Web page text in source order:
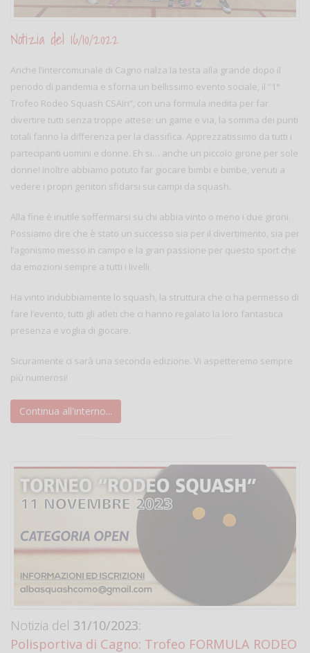
Notizia del 16/10/2022
Anche l’intercomunale di Cagno rialza la testa alla grande dopo il
periodo di pandemia e sforna un bellissimo evento sociale, il “1°
Trofeo Rodeo Squash CSAIn”, con una formula inedita per far
divertire tutti senza troppe attese: un game e via, la somma dei punti
totali fanno la differenza per la classifica. Apprezzatissimo da tutti i
partecipanti uomini e donne. Eh si… anche un piccolo girone per sole
donne! Inoltre abbiamo potuto far giocare bimbi e bimbe, venuti a
vedere i propri genitori sfidarsi sui campi da squash.
Alla fine è inutile soffermarsi su chi abbia vinto o meno i due gironi.
Possiamo dire che è stato un successo sia per il divertimento, sia per
l’agonismo messo in campo e la gran passione per questo sport che
da emozioni sempre a tutti i livelli.
Ha vinto indubbiamente lo squash, la struttura che ci ha permesso di
fare l’evento, tutti gli atleti che ci hanno regalato la loro fantastica
presenza e voglia di giocare.
Sicuramente ci sarà una seconda edizione. Vi aspetteremo sempre
più numerosi!
Continua all'interno...
Notizia del 31/10/2023:
Polisportiva di Cagno: Trofeo FORMULA RODEO